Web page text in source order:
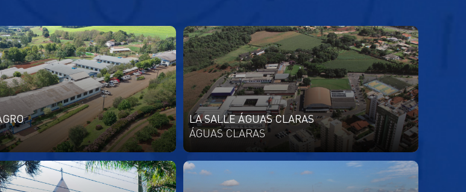
LA SALLE ÁGUAS CLARAS
ÁGUAS CLARAS